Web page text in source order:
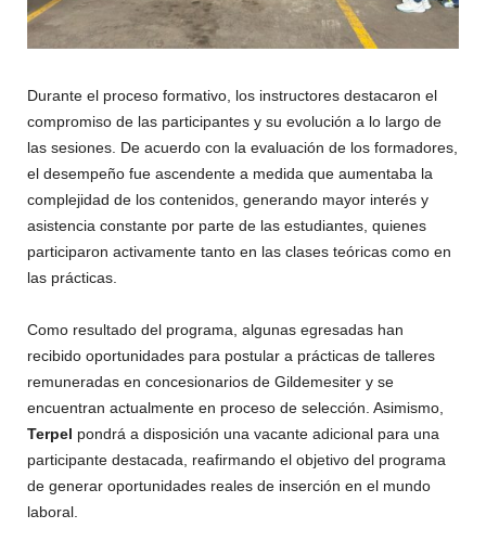
Durante el proceso formativo, los instructores destacaron el
compromiso de las participantes y su evolución a lo largo de
las sesiones. De acuerdo con la evaluación de los formadores,
el desempeño fue ascendente a medida que aumentaba la
complejidad de los contenidos, generando mayor interés y
asistencia constante por parte de las estudiantes, quienes
participaron activamente tanto en las clases teóricas como en
las prácticas.
Como resultado del programa, algunas egresadas han
recibido oportunidades para postular a prácticas de talleres
remuneradas en concesionarios de Gildemesiter y se
encuentran actualmente en proceso de selección. Asimismo,
Terpel pondrá a disposición una vacante adicional para una
participante destacada, reafirmando el objetivo del programa
de generar oportunidades reales de inserción en el mundo
laboral.